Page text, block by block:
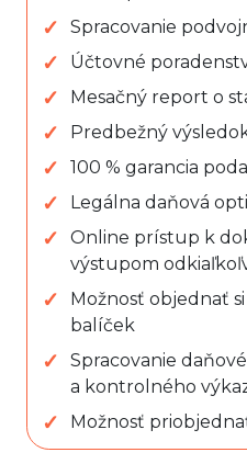
Spracovanie
Účtovné
Mesačný report o
Predbežný
100 % garancia
Legálna daňová
Online prístup k
výstupom
Možnosť objednať
balíček
Spracovanie
a kontrolného
Možnosť